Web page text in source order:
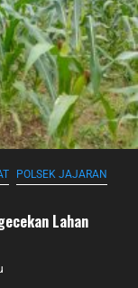
POLSEK JAJARAN
Lahan